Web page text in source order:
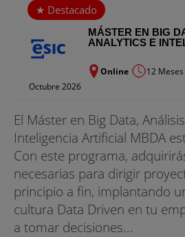
MÁSTER EN BIG
ANALYTICS E
Online 12 Meses
Octubre 2026
El Máster en Big Data,
Inteligencia Artificial MBDA
Con este programa,
necesarias para dirigir
principio a fin, implantando
cultura Data Driven en tu
a tomar decisiones...